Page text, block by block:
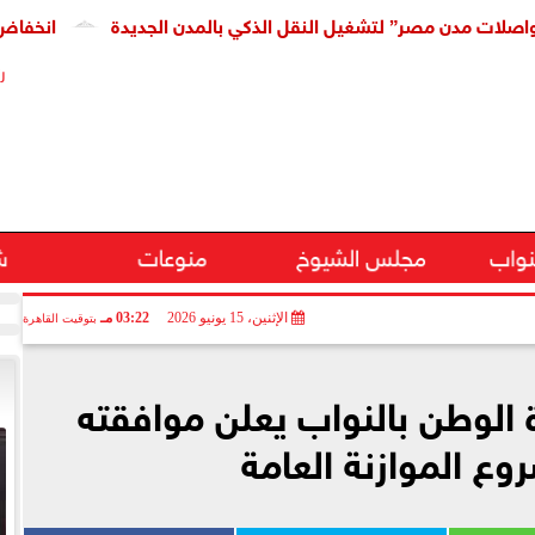
انخفاض كبير فى مصر” لتشغيل النقل الذكي بالمدن الجديدة
مجلس الشيوخ منوعات
الإثنين، 15 يونيو 2026 03:22 مـ بتوقيت القاهرة
الوطن بالنواب يعلن موافقته
الموازنة العامة